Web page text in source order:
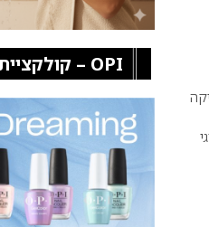
OPI – קולקציית אביב 25